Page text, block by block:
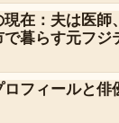
在：夫は医師
暮らす元フジ
フィールと俳